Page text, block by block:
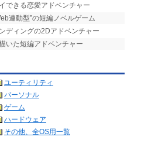
できる恋愛アドベンチャー
連動型”の短編ノベルゲーム
ディングの2Dアドベンチャー
いた短編アドベンチャー
ユーティリティ
パーソナル
ゲーム
ハードウェア
その他、全OS用一覧